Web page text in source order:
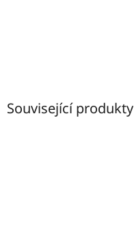
Související produkty